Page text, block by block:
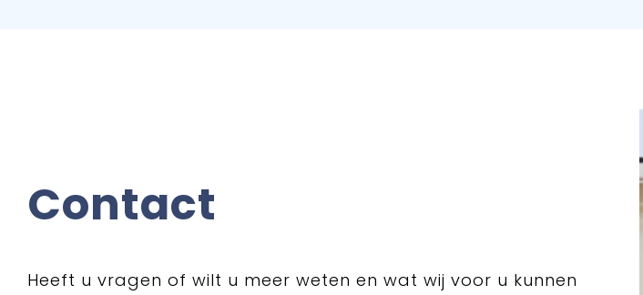
Contact
Heeft u vragen of wilt u meer weten en wat wij voor u kunnen